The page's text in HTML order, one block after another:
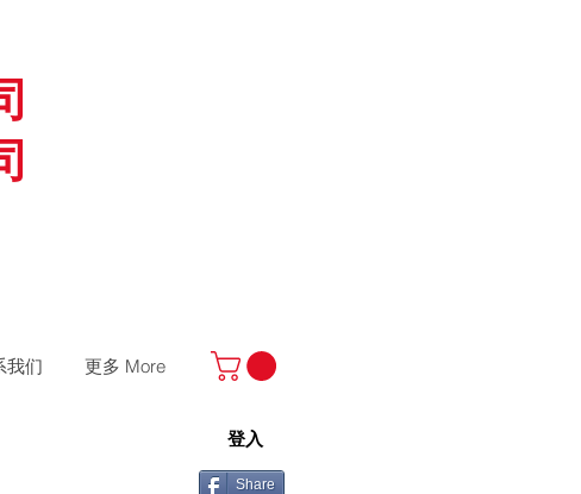
我们 更多 More
登入
Share